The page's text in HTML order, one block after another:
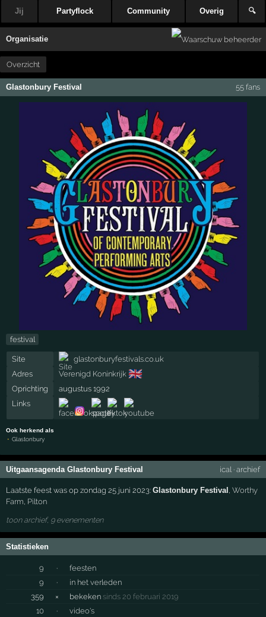
Jij Partyflock Community Overig 🔍
Organisatie
Overzicht
Glastonbury Festival 55 fans
festival
Site
glastonburyfestivals.co.uk
Adres
Verenigd Koninkrijk 🇬🇧
Oprichting
augustus 1992
Links
Ook herkend als
Glastonbury
Uitgaansagenda Glastonbury Festival ical· archief
Laatste feest was op zondag 25 juni 2023:Glastonbury Festival ,Worthy
Farm Pilton
toon archief, 9 evenementen
Statistieken
9 ·
feesten
9
·
in het verleden
359
× bekeken sinds 20 februari 2019
10
·
video's